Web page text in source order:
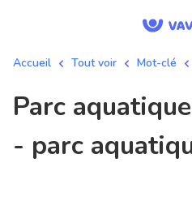
Accueil Tout voir Mot-clé
parc aquatique à prix réduit
- parc